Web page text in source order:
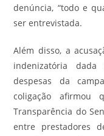
denúncia, “todo e
ser entrevistada.
Além disso, a
indenizatória
despesas da
coligação
Transparência do
entre prestadores